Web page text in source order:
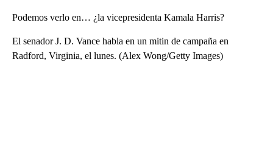
Podemos verlo en… ¿la vicepresidenta Kamala Harris?
El senador J. D. Vance habla en un mitin de campaña en
Radford, Virginia, el lunes. (Alex Wong/Getty Images)